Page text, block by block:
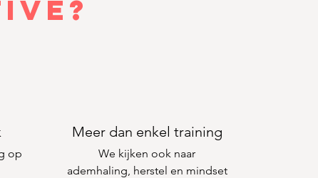
op
Meer dan enkel training
We kijken ook naar
ademhaling, herstel en mindset